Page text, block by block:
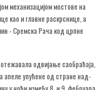
ме­ха­ни­за­ци­јом мо­сто­ве на
као и глав­не рас­кр­сни­це, а
- Срем­ска Ра­ча код црп­не
од­ви­ја­ње са­о­бра­ћа­ја,
апе­ле упу­ће­не од стра­не над­